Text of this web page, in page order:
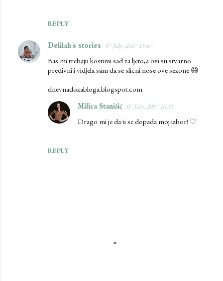
REPLY
Delilah's stories 07 July, 2017 15:47
Bas mi trebaju kostimi sad za ljeto,a ovi su stvarno
predivni i vidjela sam da se slicni nose ove sezone 😄
dnevnadozabloga.blogspot.com
REPLY
Milica Stanišić 07 July, 2017 16:35
Drago mi je da ti se dopada moj izbor! ♡